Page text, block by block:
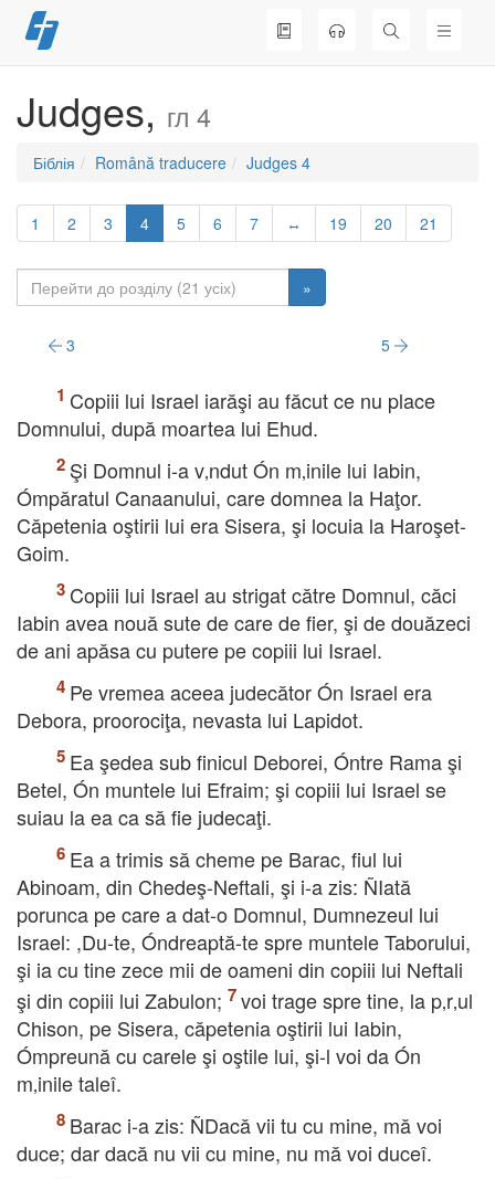
Перейти
до
Judges, гл 4
Біблія Română traducere Judges 4
1 2 3 4 5 6 7 ↔ 19 20 21
»
3 5
Copiii lui Israel iarăşi au făcut ce nu place
Domnului, după moartea lui Ehud.
Şi Domnul i-a v‚ndut Ón m‚inile lui Iabin,
Ómpăratul Canaanului, care domnea la Haţor.
Căpetenia oştirii lui era Sisera, şi locuia la Haroşet-
Goim.
Copiii lui Israel au strigat către Domnul, căci
Iabin avea nouă sute de care de fier, şi de douăzeci
de ani apăsa cu putere pe copiii lui Israel.
Pe vremea aceea judecător Ón Israel era
Debora, proorociţa, nevasta lui Lapidot.
Ea şedea sub finicul Deborei, Óntre Rama şi
Betel, Ón muntele lui Efraim; şi copiii lui Israel se
suiau la ea ca să fie judecaţi.
Ea a trimis să cheme pe Barac, fiul lui
Abinoam, din Chedeş-Neftali, şi i-a zis: ÑIată
porunca pe care a dat-o Domnul, Dumnezeul lui
Israel: ,Du-te, Óndreaptă-te spre muntele Taborului,
şi ia cu tine zece mii de oameni din copiii lui Neftali
şi din copiii lui Zabulon;
voi trage spre tine, la p‚r‚ul
Chison, pe Sisera, căpetenia oştirii lui Iabin,
Ómpreună cu carele şi oştile lui, şi-l voi da Ón
m‚inile taleî.
Barac i-a zis: ÑDacă vii tu cu mine, mă voi
duce; dar dacă nu vii cu mine, nu mă voi duceî.